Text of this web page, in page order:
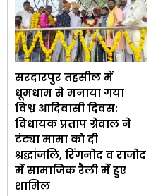
सरदारपुर तहसील में
धूमधाम से मनाया गया
विश्व आदिवासी दिवस:
विधायक प्रताप ग्रेवाल ने
टंट्या मामा को दी
श्रद्धांजलि, रिंगनोद व राजोद
में सामाजिक रैली में हुए
शामिल